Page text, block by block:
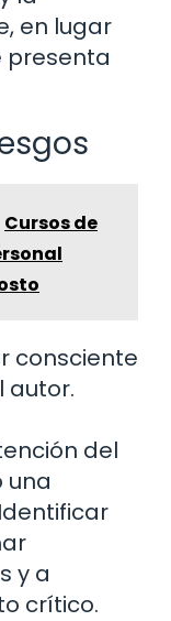
en lugar
presenta
Cursos de
consciente
autor.
del
una
y a
crítico.